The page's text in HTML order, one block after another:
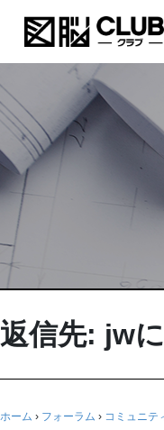
返信先: jw
ホーム › フォーラム › コミュニテ